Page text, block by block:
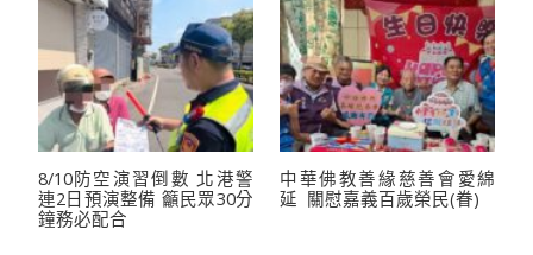
8/10防空演習倒數 北港警
連2日預演整備 籲民眾30分
鐘務必配合
中華佛教善緣慈善會愛綿
延 關慰嘉義百歲榮民(眷)